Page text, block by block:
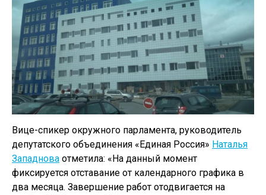
Вице-спикер окружного парламента, руководитель
депутатского объединения «Единая Россия» Наталья
Западнова отметила: «На данный момент
фиксируется отставание от календарного графика в
два месяца. Завершение работ отодвигается на